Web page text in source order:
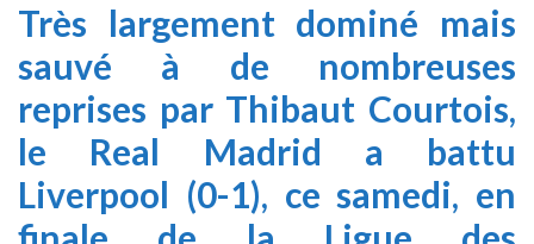
Très largement dominé mais
sauvé à de nombreuses
reprises par Thibaut Courtois,
le Real Madrid a battu
Liverpool (0-1), ce samedi, en